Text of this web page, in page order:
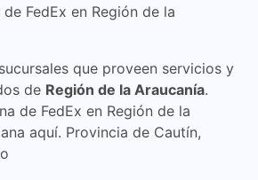
FedEx en Región de la
que proveen servicios y
de Región de la Araucanía.
de FedEx en Región de la
aquí. Provincia de Cautín,